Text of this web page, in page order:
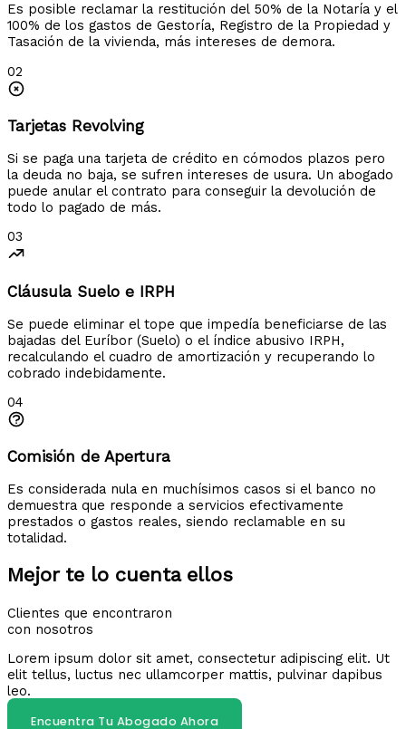
Es posible reclamar la restitución del 50% de la Notaría y el
100% de los gastos de Gestoría, Registro de la Propiedad y
Tasación de la vivienda, más intereses de demora.
02
Tarjetas Revolving
Si se paga una tarjeta de crédito en cómodos plazos pero
la deuda no baja, se sufren intereses de usura. Un abogado
puede anular el contrato para conseguir la devolución de
todo lo pagado de más.
03
Cláusula Suelo e IRPH
Se puede eliminar el tope que impedía beneficiarse de las
bajadas del Euríbor (Suelo) o el índice abusivo IRPH,
recalculando el cuadro de amortización y recuperando lo
cobrado indebidamente.
04
Comisión de Apertura
Es considerada nula en muchísimos casos si el banco no
demuestra que responde a servicios efectivamente
prestados o gastos reales, siendo reclamable en su
totalidad.
Mejor te lo cuenta ellos
Clientes que encontraron
con nosotros
Lorem ipsum dolor sit amet, consectetur adipiscing elit. Ut
elit tellus, luctus nec ullamcorper mattis, pulvinar dapibus
leo.
Encuentra Tu Abogado Ahora